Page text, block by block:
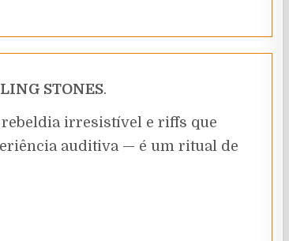
STONES.
rebeldia irresistível e riffs que
auditiva — é um ritual de